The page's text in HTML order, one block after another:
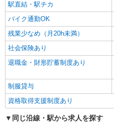
駅直結・駅チカ
バイク通勤OK
残業少なめ（月20h未満）
社会保険あり
退職金・財形貯蓄制度あり
制服貸与
資格取得支援制度あり
同じ沿線・駅から求人を探す